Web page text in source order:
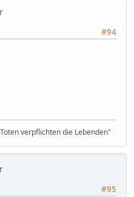
#94
verpflichten die Lebenden"
#95